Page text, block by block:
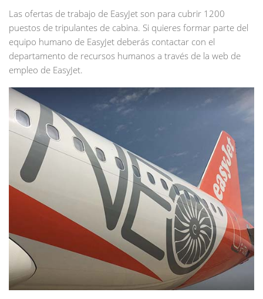
Las ofertas de trabajo de EasyJet son para cubrir 1200
puestos de tripulantes de cabina. Si quieres formar parte del
equipo humano de EasyJet deberás contactar con el
departamento de recursos humanos a través de la web de
empleo de EasyJet.